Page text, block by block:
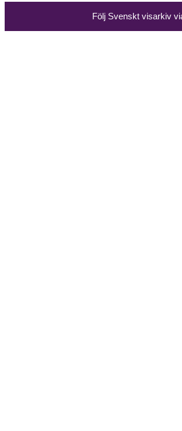
Följ Svenskt visarkiv